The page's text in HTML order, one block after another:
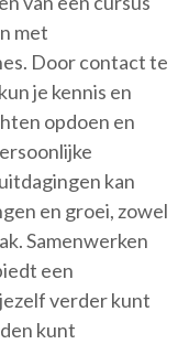
met
Door contact te
je kennis en
opdoen en
kan
en groei, zowel
Samenwerken
een
verder kunt
kunt